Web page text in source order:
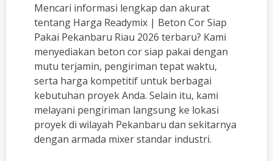
Mencari informasi lengkap dan akurat
tentang Harga Readymix | Beton Cor Siap
Pakai Pekanbaru Riau 2026 terbaru? Kami
menyediakan beton cor siap pakai dengan
mutu terjamin, pengiriman tepat waktu,
serta harga kompetitif untuk berbagai
kebutuhan proyek Anda. Selain itu, kami
melayani pengiriman langsung ke lokasi
proyek di wilayah Pekanbaru dan sekitarnya
dengan armada mixer standar industri.